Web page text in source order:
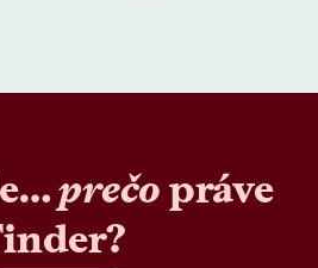
prečopráve